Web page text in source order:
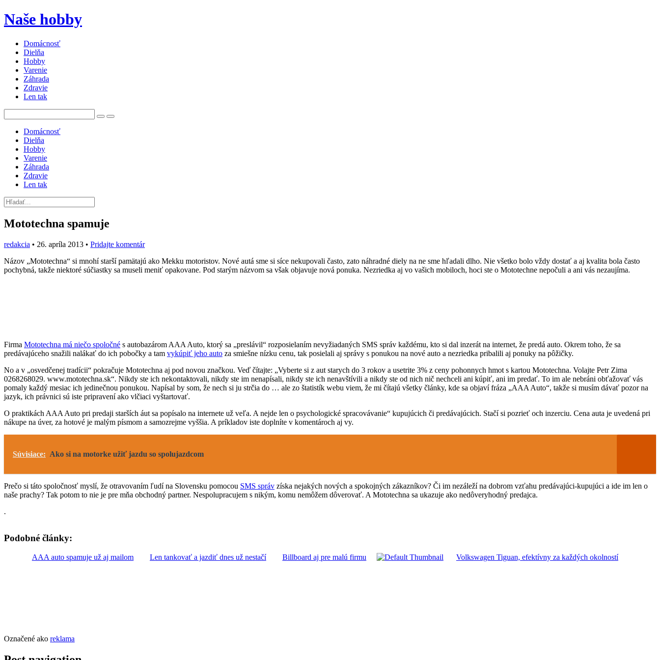
Naše hobby
Domácnosť
Dielňa
Hobby
Varenie
Záhrada
Zdravie
Len tak
Domácnosť
Dielňa
Hobby
Varenie
Záhrada
Zdravie
Len tak
Mototechna spamuje
redakcia • 26. apríla 2013 • Pridajte komentár
Názov „Mototechna“ si mnohí starší pamätajú ako Mekku motoristov. Nové autá sme si síce nekupovali často, zato náhradné diely na ne sme hľadali dlho. Nie všetko bolo vždy dostať a aj kvalita bola často
pochybná, takže niektoré súčiastky sa museli meniť opakovane. Pod starým názvom sa však objavuje nová ponuka. Nezriedka aj vo vašich mobiloch, hoci ste o Mototechne nepočuli a ani vás nezaujíma.
Firma Mototechna má niečo spoločné s autobazárom AAA Auto, ktorý sa „preslávil“ rozposielaním nevyžiadaných SMS správ každému, kto si dal inzerát na internet, že predá auto. Okrem toho, že sa
predávajúceho snažili nalákať do ich pobočky a tam vykúpiť jeho auto za smiešne nízku cenu, tak posielali aj správy s ponukou na nové auto a nezriedka pribalili aj ponuky na pôžičky.
No a v „osvedčenej tradícii“ pokračuje Mototechna aj pod novou značkou. Veď čítajte: „Vyberte si z aut starych do 3 rokov a usetrite 3% z ceny pohonnych hmot s kartou Mototechna. Volajte Petr Zima
0268268029. www.mototechna.sk“. Nikdy ste ich nekontaktovali, nikdy ste im nenapísali, nikdy ste ich nenavštívili a nikdy ste od nich nič nechceli ani kúpiť, ani im predať. To im ale nebráni obťažovať vás
pomaly každý mesiac ich jedinečnou ponukou. Napísal by som, že nech si ju strčia do … ale zo štatistík webu viem, že mi čítajú všetky články, kde sa objaví fráza „AAA Auto“, takže si musím dávať pozor na
jazyk, ich právnici sú iste pripravení ako vlčiaci vyštartovať.
O praktikách AAA Auto pri predaji starších áut sa popísalo na internete už veľa. A nejde len o psychologické spracovávanie“ kupujúcich či predávajúcich. Stačí si pozrieť och inzerciu. Cena auta je uvedená pri
nákupe na úver, za hotové je malým písmom a samozrejme vyššia. A príkladov iste doplníte v komentároch aj vy.
Súvisiace: Ako si na motorke užiť jazdu so spolujazdcom
Prečo si táto spoločnosť myslí, že otravovaním ľudí na Slovensku pomocou SMS správ získa nejakých nových a spokojných zákazníkov? Či im nezáleží na dobrom vzťahu predávajúci-kupujúci a ide im len o
naše prachy? Tak potom to nie je pre mňa obchodný partner. Nespolupracujem s nikým, komu nemôžem dôverovať. A Mototechna sa ukazuje ako nedôveryhodný predajca.
.
Podobné články:
AAA auto spamuje už aj mailom Len tankovať a jazdiť dnes už nestačí Billboard aj pre malú firmu Volkswagen Tiguan, efektívny za každých okolností
Označené ako reklama